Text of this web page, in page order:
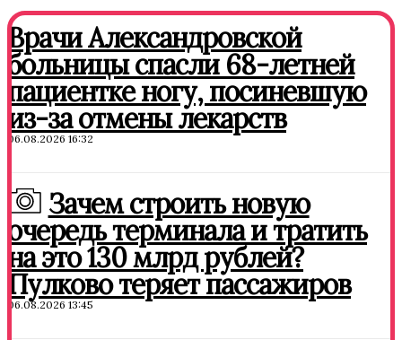
Врачи Александровской
больницы спасли 68-летней
пациентке ногу, посиневшую
из-за отмены лекарств
06.08.2026 16:32
Зачем строить новую
очередь терминала и тратить
на это 130 млрд рублей?
Пулково теряет пассажиров
06.08.2026 13:45